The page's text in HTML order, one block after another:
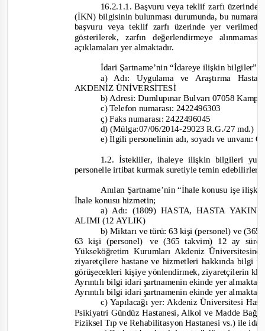
16.2.1.1. Başvuru veya teklif zarfı
(İKN) bilgisinin bulunması durumunda, bu numara
başvuru veya teklif zarfı üzerinde yer
gösterilerek, zarfın değerlendirmeye
açıklamaları yer almaktadır.
İdari Şartname’nin “İdareye ilişkin bilgiler”
a) Adı: Uygulama ve Araştırma
AKDENİZ ÜNİVERSİTESİ
b) Adresi: Dumlupınar Bulvarı 07058
c) Telefon numarası: 2422496303
ç) Faks numarası: 2422496045
d) (Mülga:07/06/2014-29023 R.G./27 md.)
e)İlgili personelinin adı, soyadı ve unvanı:
1.2. İstekliler, ihaleye ilişkin bilgileri
personelle irtibat kurmak suretiyle temin
Anılan Şartname’nin “İhale konusu işe
İhale konusu hizmetin;
a) Adı: (1809) HASTA, HASTA
ALIMI (12 AYLIK)
b) Miktarı ve türü: 63 kişi (personel) ve
63 kişi (personel)ve (365 takvim) 12 ay süre
Yükseköğretim Kurumları Akdeniz Üniversitesine
ziyaretçilere hastane ve hizmetleri hakkında bilgi
görüşecekleri kişiye yönlendirmek, ziyaretçilerin
Ayrıntılı bilgi idari şartnamenin ekinde yer
Ayrıntılı bilgi idari şartnamenin ekinde yer
c) Yapılacağı yer: Akdeniz Üniversitesi
Psikiyatri Gündüz Hastanesi, Alkol ve Madde
Fiziksel Tıp ve Rehabilitasyon Hastanesi vs.) ile